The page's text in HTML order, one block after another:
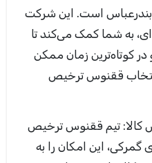
بندرعباس است. این شرکت
به شما کمک می‌کند تا
کوتاه‌ترین زمان ممکن
ققنوس ترخیص
تیم ققنوس ترخیص
گمرکی، این امکان را به